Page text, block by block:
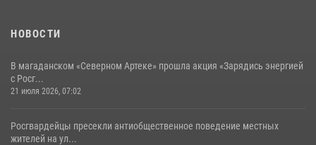
НОВОСТИ
В магаданском «Северном Артеке» прошла акция «Зарядись энергией
с Росг...
21 июля 2026, 07:02
Росгвардейцы пресекли антиобщественное поведение местных
жителей на ул...